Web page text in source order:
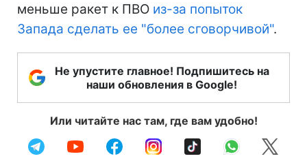
меньше ракет к ПВО из-за попыток
Запада сделать ее "более сговорчивой".
Не упустите главное! Подпишитесь на
наши обновления в Google!
Или читайте нас там, где вам удобно!